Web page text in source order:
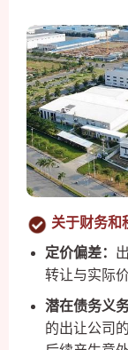
关于财务和
定价偏差：
转让与实际
潜在债务义
的出让公司